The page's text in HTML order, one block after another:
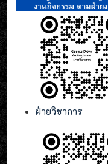
ฝ่ายวิชาการ